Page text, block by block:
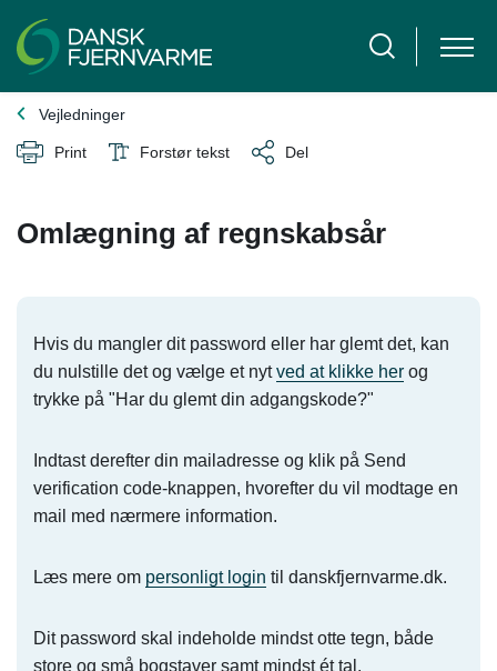
Vejledninger
Print Forstør tekst Del
Omlægning af regnskabsår
Hvis du mangler dit password eller har glemt det, kan
du nulstille det og vælge et nytved at klikke her og
trykke på "Har du glemt din adgangskode?"
Indtast derefter din mailadresse og klik på Send
verification code-knappen, hvorefter du vil modtage en
mail med nærmere information.
Læs mere om personligt login til danskfjernvarme.dk.
Dit password skal indeholde mindst otte tegn, både
store og små bogstaver samt mindst ét tal.